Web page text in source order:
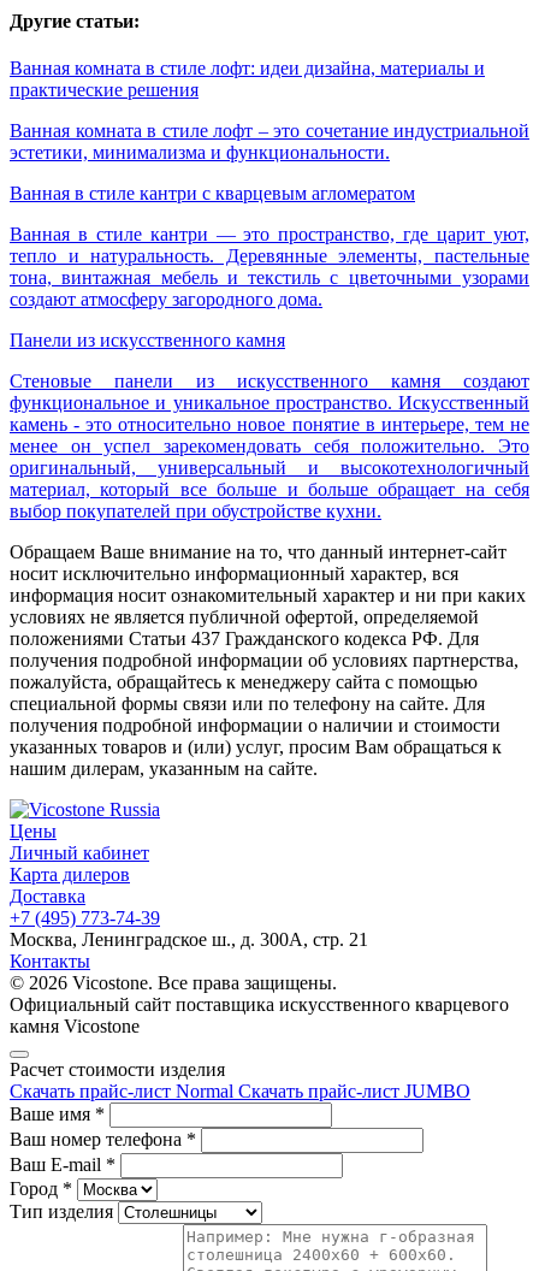
Другие статьи:
Ванная комната в стиле лофт: идеи дизайна, материалы и
практические решения
Ванная комната в стиле лофт – это сочетание индустриальной
эстетики, минимализма и функциональности.
Ванная в стиле кантри с кварцевым агломератом
Ванная в стиле кантри — это пространство, где царит уют,
тепло и натуральность. Деревянные элементы, пастельные
тона, винтажная мебель и текстиль с цветочными узорами
создают атмосферу загородного дома.
Панели из искусственного камня
Стеновые панели из искусственного камня создают
функциональное и уникальное пространство. Искусственный
камень - это относительно новое понятие в интерьере, тем не
менее он успел зарекомендовать себя положительно. Это
оригинальный, универсальный и высокотехнологичный
материал, который все больше и больше обращает на себя
выбор покупателей при обустройстве кухни.
Обращаем Ваше внимание на то, что данный интернет-сайт
носит исключительно информационный характер, вся
информация носит ознакомительный характер и ни при каких
условиях не является публичной офертой, определяемой
положениями Статьи 437 Гражданского кодекса РФ. Для
получения подробной информации об условиях партнерства,
пожалуйста, обращайтесь к менеджеру сайта с помощью
специальной формы связи или по телефону на сайте. Для
получения подробной информации о наличии и стоимости
указанных товаров и (или) услуг, просим Вам обращаться к
нашим дилерам, указанным на сайте.
Цены
Личный кабинет
Карта дилеров
Доставка
+7 (495) 773-74-39
Москва, Ленинградское ш., д. 300А, стр. 21
Контакты
© 2026 Vicostone. Все права защищены.
Официальный сайт поставщика искусственного кварцевого
камня Vicostone
Расчет стоимости изделия
Скачать прайс-лист Normal Скачать прайс-лист JUMBO
Ваше имя *
Ваш номер телефона *
Ваш E-mail *
Город *
Тип изделия